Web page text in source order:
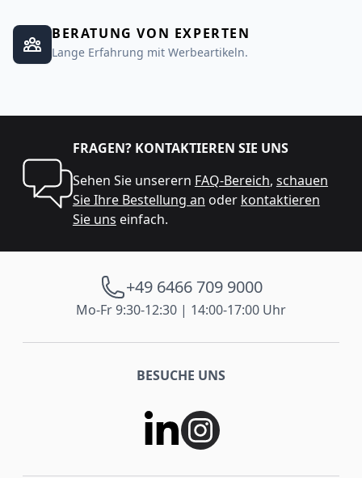
BERATUNG VON EXPERTEN
Lange Erfahrung mit Werbeartikeln.
FRAGEN? KONTAKTIEREN SIE UNS
Sehen Sie unserern FAQ-Bereich, schauen
Sie Ihre Bestellung an oder kontaktieren
Sie uns einfach.
+49 6466 709 9000
Mo-Fr 9:30-12:30 | 14:00-17:00 Uhr
BESUCHE UNS